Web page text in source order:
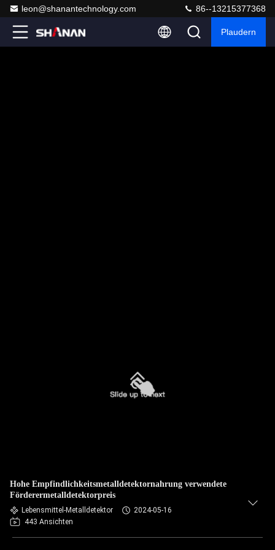
leon@shanantechnology.com 86--13215377368
Plaudern
Hohe Empfindlichkeitsmetalldetektornahrung verwendete
Förderermetalldetektorpreis
Lebensmittel-Metalldetektor
2024-05-16
443 Ansichten